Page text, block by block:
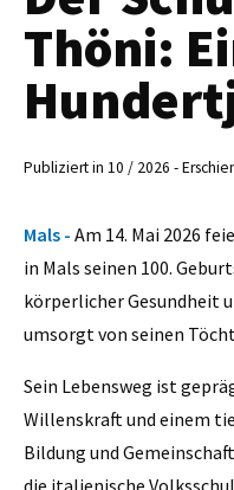
Thöni:
Publiziert in 10 / 2026 -
Mals - Am 14. Mai 2026
in Mals seinen 100.
körperlicher Gesundheit
umsorgt von seinen
Sein Lebensweg ist
Willenskraft und einem
Bildung und
die italienische